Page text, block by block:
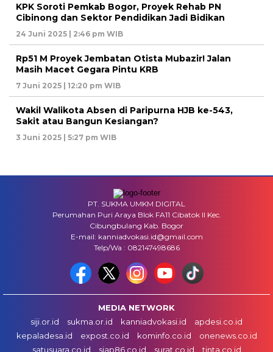
KPK Soroti Pemkab Bogor, Proyek Rehab PN
Cibinong dan Sektor Pendidikan Jadi Bidikan
24 Juni 2025 | 2:46 pm WIB
Rp51 M Proyek Jembatan Otista Mubazir! Jalan
Masih Macet Gegara Pintu KRB
7 Juni 2025 | 12:20 pm WIB
Wakil Walikota Absen di Paripurna HJB ke-543,
Sakit atau Bangun Kesiangan?
3 Juni 2025 | 5:27 pm WIB
PT. SUKMA UMKM DIGITAL
Perumahan Puri Araya Blok FA11 Cibatok II Kec.
Cibungbulang Kab. Bogor
E-mail: kanniadvokasi.id@gmail.com
Telp/Wa : 082147498686
MEDIA NETWORK
siji.or.id
sukma.or.id kanniadvokasi.id
apdesi.co.id
kepaladesa.id
expost.co.id kominfo.co.id
onenews.co.id
satusuara.co.id
siap86.co.id surat.co.id tinta.co.id